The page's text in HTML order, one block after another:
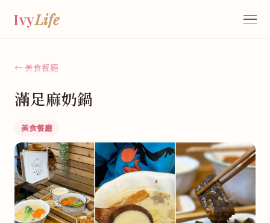
IvyLife
← 美食餐廳
滿足麻奶鍋
美食餐廳